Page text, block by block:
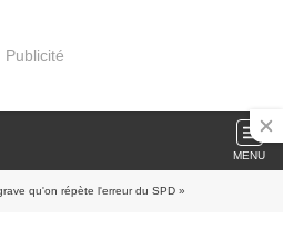
Publicité
MENU
qu'on répète l'erreur du SPD »